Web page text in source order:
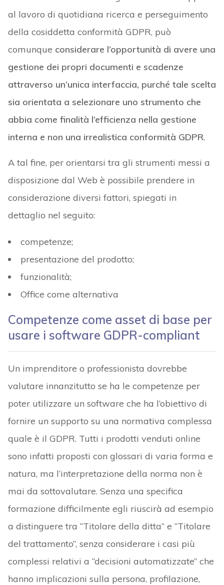
al lavoro di quotidiana ricerca e perseguimento
della cosiddetta conformità GDPR, può
comunque considerare l’opportunità di avere una
gestione dei propri documenti e scadenze
attraverso un’unica interfaccia, purché tale scelta
sia orientata a selezionare uno strumento che
abbia come finalità l’efficienza nella gestione
interna e non una irrealistica conformità GDPR.
A tal fine, per orientarsi tra gli strumenti messi a
disposizione dal Web è possibile prendere in
considerazione diversi fattori, spiegati in
dettaglio nel seguito:
competenze;
presentazione del prodotto;
funzionalità;
Office come alternativa
Competenze come asset di base per
usare i software GDPR-compliant
Un imprenditore o professionista dovrebbe
valutare innanzitutto se ha le competenze per
poter utilizzare un software che ha l’obiettivo di
fornire un supporto su una normativa complessa
quale è il GDPR. Tutti i prodotti venduti online
sono infatti proposti con glossari di varia forma e
natura, ma l’interpretazione della norma non è
mai da sottovalutare. Senza una specifica
formazione difficilmente egli riuscirà ad esempio
a distinguere tra “Titolare della ditta” e “Titolare
del trattamento”, senza considerare i casi più
complessi relativi a “decisioni automatizzate” che
hanno implicazioni sulla persona, profilazione,